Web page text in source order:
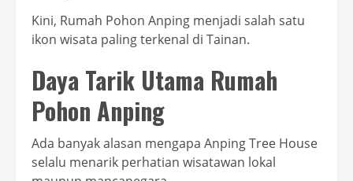
Kini, Rumah Pohon Anping menjadi salah satu
ikon wisata paling terkenal di Tainan.
Daya Tarik Utama Rumah
Pohon Anping
Ada banyak alasan mengapa Anping Tree House
selalu menarik perhatian wisatawan lokal